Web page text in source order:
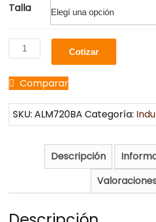
Talla
Cotizar
Comparar
SKU: ALM720BA Categoría:
Descripción